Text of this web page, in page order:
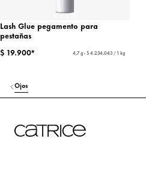
Lash Glue pegamento para
pestañas
$ 19.900*
4,7 g - $ 4.234.043 / 1 kg
Ojos